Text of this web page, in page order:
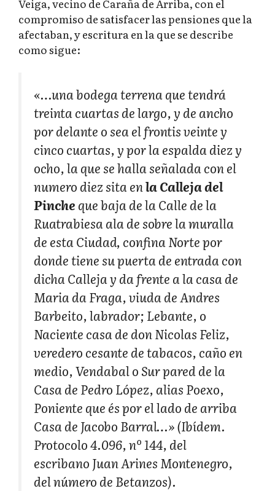
Veiga, vecino de Caraña de Arriba, con el
compromiso de satisfacer las pensiones que la
afectaban, y escritura en la que se describe
como sigue:
«…una bodega terrena que tendrá
treinta cuartas de largo, y de ancho
por delante o sea el frontis veinte y
cinco cuartas, y por la espalda diez y
ocho, la que se halla señalada con el
numero diez sita enla Callejadel
Pinche que baja de la Calle de la
Ruatrabiesa ala de sobre la muralla
de esta Ciudad, confina Norte por
donde tiene su puerta de entrada con
dicha Calleja y da frente a la casa de
Maria da Fraga, viuda de Andres
Barbeito, labrador; Lebante, o
Naciente casa de don Nicolas Feliz,
veredero cesante de tabacos, caño en
medio, Vendabal o Sur pared de la
Casa de Pedro López, alias Poexo,
Poniente que és por el lado de arriba
Casa de Jacobo Barral…» (Ibídem.
Protocolo 4.096, nº 144, del
escribano Juan Arines Montenegro,
del número de Betanzos).